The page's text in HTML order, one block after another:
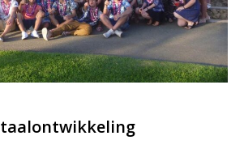
taalontwikkeling